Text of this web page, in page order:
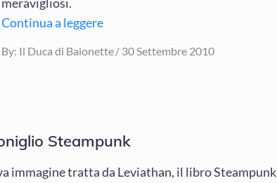
Continua a leggere
By: Il Duca di Baionette
Posted
30 Settembre 2010
Steampunk
immagine tratta da Leviathan, il libro Steampunk